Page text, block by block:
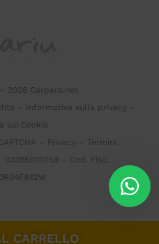
CARRELLO
2026 Carparo.net
Informativa sulla privacy–
sui Cookie
–
Privacy
Termini
03395000759 – Cod. Fisc: